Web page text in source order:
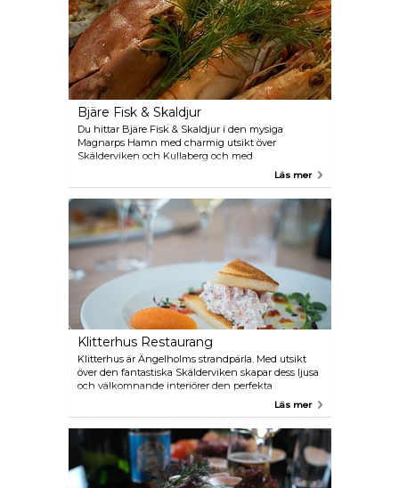
Bjäre Fisk & Skaldjur
Du hittar Bjäre Fisk & Skaldjur i den mysiga
Magnarps Hamn med charmig utsikt över
Skälderviken och Kullaberg och med
Kattegattsleden som närmaste granne. Kom in och
älskar de verkligen vad de gör och erbjuder alltid ett
brett sortiment av närproducerade råvaror av högsta
kvalitet. Njut av god mat i restaurangen eller köp
utsökt färsk fisk i butiken.
Läs mer
Klitterhus Restaurang
Klitterhus är Ängelholms strandpärla. Med utsikt
över den fantastiska Skälderviken skapar dess ljusa
och välkomnande interiörer den perfekta
bakgrunden för affärsluncher, möten eller
noggrant tillagade rätter med utvalda viner och
levererar exemplarisk service.
Läs mer